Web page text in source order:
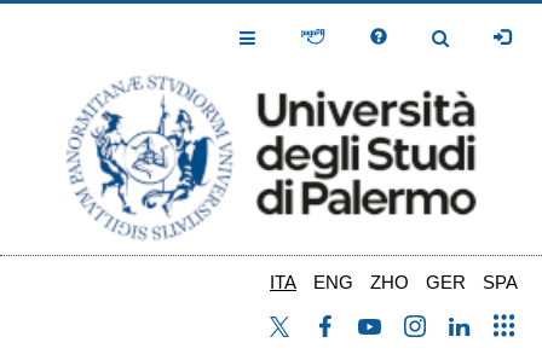
Toggle
Toggle
ITA ENG ZHO GER SPA